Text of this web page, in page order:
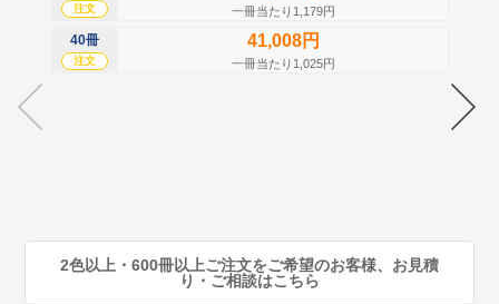
注文 一冊当たり1,179円
40冊
注文
41,008円
一冊当たり1,025円
2色以上・600冊以上ご注文をご希望のお客様、お見積
り・ご相談はこちら